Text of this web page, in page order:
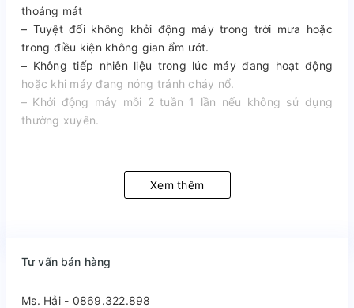
thoáng mát
– Tuyệt đối không khởi động máy trong trời mưa hoặc
trong điều kiện không gian ẩm ướt.
– Không tiếp nhiên liệu trong lúc máy đang hoạt động
hoặc khi máy đang nóng tránh cháy nổ.
– Khởi động máy mỗi 2 tuần 1 lần nếu không sử dụng
thường xuyên.
Xem thêm
Tư vấn bán hàng
Ms. Hải - 0869.322.898